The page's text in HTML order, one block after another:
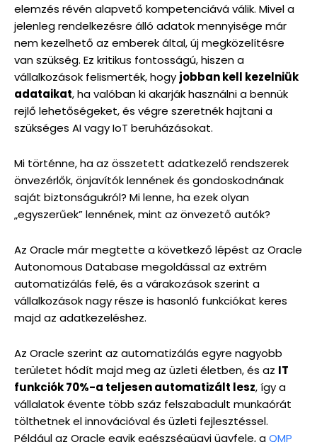
elemzés révén alapvető kompetenciává válik. Mivel a
jelenleg rendelkezésre álló adatok mennyisége már
nem kezelhető az emberek által, új megközelítésre
van szükség. Ez kritikus fontosságú, hiszen a
vállalkozások felismerték, hogy jobban kell kezelniük
adataikat, ha valóban ki akarják használni a bennük
rejlő lehetőségeket, és végre szeretnék hajtani a
szükséges AI vagy IoT beruházásokat.
Mi történne, ha az összetett adatkezelő rendszerek
önvezérlők, önjavítók lennének és gondoskodnának
saját biztonságukról? Mi lenne, ha ezek olyan
„egyszerűek” lennének, mint az önvezető autók?
Az Oracle már megtette a következő lépést az Oracle
Autonomous Database megoldással az extrém
automatizálás felé, és a várakozások szerint a
vállalkozások nagy része is hasonló funkciókat keres
majd az adatkezeléshez.
Az Oracle szerint az automatizálás egyre nagyobb
területet hódít majd meg az üzleti életben, és az IT
funkciók 70%-a teljesen automatizált lesz, így a
vállalatok évente több száz felszabadult munkaórát
tölthetnek el innovációval és üzleti fejlesztéssel.
Például az Oracle egyik egészségügyi ügyfele, aQMP